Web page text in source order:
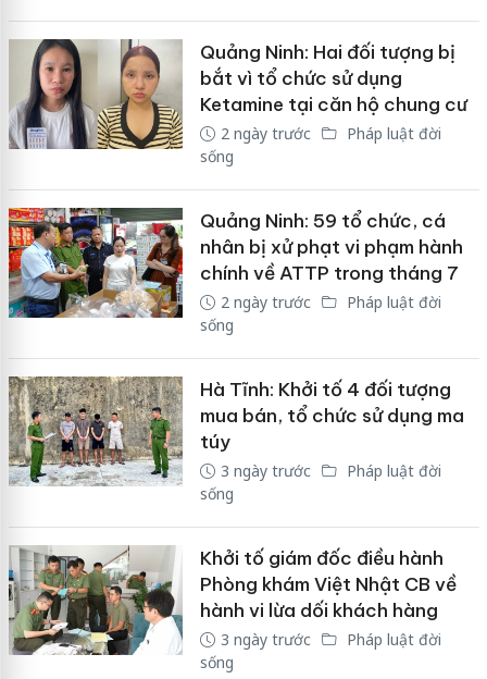
Quảng Ninh: Hai đối tượng bị
bắt vì tổ chức sử dụng
Ketamine tại căn hộ chung cư
2 ngày trước
Pháp luật đời
sống
Quảng Ninh: 59 tổ chức, cá
nhân bị xử phạt vi phạm hành
chính về ATTP trong tháng 7
2 ngày trước
Pháp luật đời
sống
Hà Tĩnh: Khởi tố 4 đối tượng
mua bán, tổ chức sử dụng ma
túy
3 ngày trước
Pháp luật đời
sống
Khởi tố giám đốc điều hành
Phòng khám Việt Nhật CB về
hành vi lừa dối khách hàng
3 ngày trước
Pháp luật đời
sống